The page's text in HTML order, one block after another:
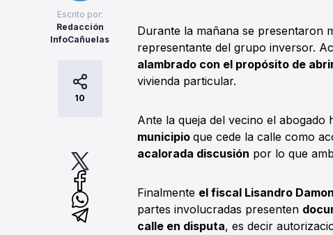
Escrito por:
Redacción
InfoCañuelas
10
Durante la mañana se presentaron
representante del grupo inversor.
alambrado con el propósito de
vivienda particular.
Ante la queja del vecino el abogado
municipio que cede la calle como
acalorada discusión por lo que
Finalmente el fiscal Lisandro
partes involucradas presenten
calle en disputa, es decir